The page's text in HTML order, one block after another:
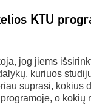
KTU
jog jiems
kuriuos
suprasi, kokius
o kokių